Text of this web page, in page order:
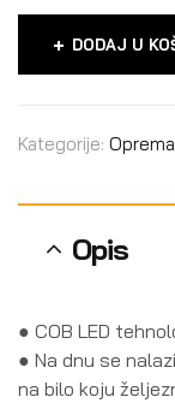
DODAJ U
Kategorije:
Opis
● COB LED
● Na dnu se
na bilo koju